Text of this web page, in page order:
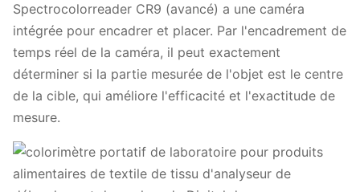
Spectrocolorreader CR9 (avancé) a une caméra
intégrée pour encadrer et placer. Par l'encadrement de
temps réel de la caméra, il peut exactement
déterminer si la partie mesurée de l'objet est le centre
de la cible, qui améliore l'efficacité et l'exactitude de
mesure.